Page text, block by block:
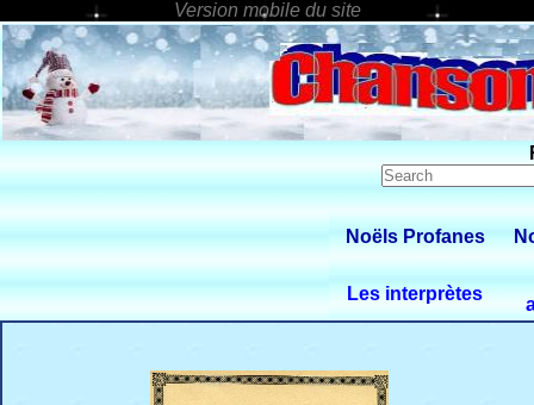
Noëls Profanes
Les interprètes